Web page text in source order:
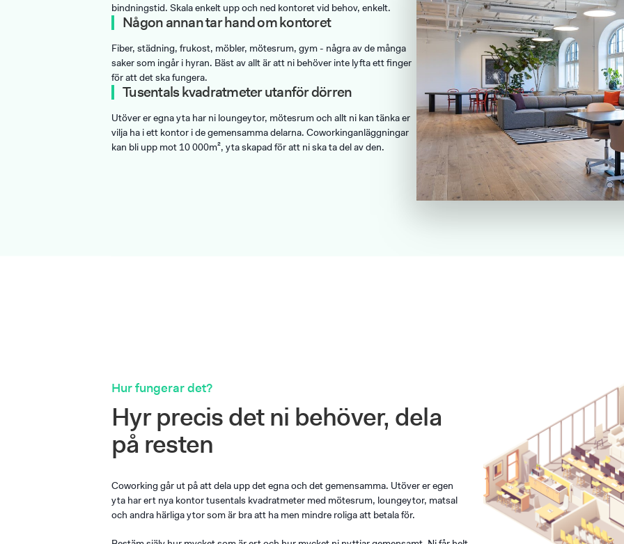
bindningstid. Skala enkelt upp och ned kontoret vid behov, enkelt.
Någon annan tar hand om kontoret
Fiber, städning, frukost, möbler, mötesrum, gym - några av de många
saker som ingår i hyran. Bäst av allt är att ni behöver inte lyfta ett finger
för att det ska fungera.
Tusentals kvadratmeter utanför dörren
Utöver er egna yta har ni loungeytor, mötesrum och allt ni kan tänka er
vilja ha i ett kontor i de gemensamma delarna. Coworkinganläggningar
kan bli upp mot 10 000m², yta skapad för att ni ska ta del av den.
Hur fungerar det?
Hyr precis det ni behöver, dela
på resten
Coworking går ut på att dela upp det egna och det gemensamma. Utöver er egen
yta har ert nya kontor tusentals kvadratmeter med mötesrum, loungeytor, matsal
och andra härliga ytor som är bra att ha men mindre roliga att betala för.